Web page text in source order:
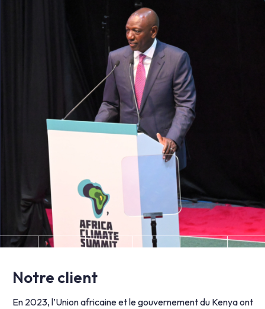
Notre client
En 2023, l’Union africaine et le gouvernement du Kenya ont